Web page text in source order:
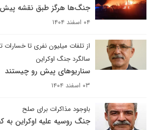
جنگ‌ها هرگز طبق نقشه پیش
۰۴ اسفند ۱۴۰۴
از تلفات میلیون نفری تا خسارات
سالگرد جنگ اوکراین
سناریوهای پیش رو چیستند
۰۳ اسفند ۱۴۰۴
باوجود مذاکرات برای صلح
جنگ روسیه علیه اوکراین به